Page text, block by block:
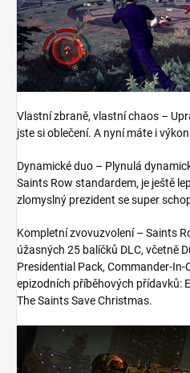
Vlastní zbraně, vlastní chaos –
jste si oblečení. A nyní máte i
Dynamické duo – Plynulá
Saints Row standardem, je ještě
zlomyslný prezident se super
Kompletní zvovuzvolení – Saints
úžasných 25 balíčků DLC, včetně
Presidential Pack, Commander-
epizodních příběhových přídavků:
The Saints Save Christmas.